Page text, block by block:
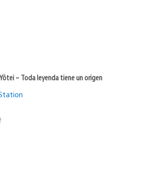
– Toda leyenda tiene un origen